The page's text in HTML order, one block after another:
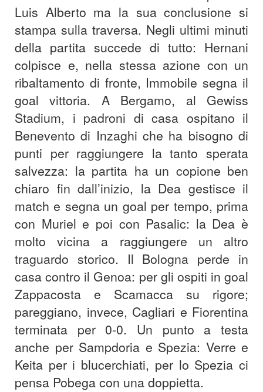
Luis Alberto ma la sua conclusione si
stampa sulla traversa. Negli ultimi minuti
della partita succede di tutto: Hernani
colpisce e, nella stessa azione con un
ribaltamento di fronte, Immobile segna il
goal vittoria. A Bergamo, al Gewiss
Stadium, i padroni di casa ospitano il
Benevento di Inzaghi che ha bisogno di
punti per raggiungere la tanto sperata
salvezza: la partita ha un copione ben
chiaro fin dall’inizio, la Dea gestisce il
match e segna un goal per tempo, prima
con Muriel e poi con Pasalic: la Dea è
molto vicina a raggiungere un altro
traguardo storico. Il Bologna perde in
casa contro il Genoa: per gli ospiti in goal
Zappacosta e Scamacca su rigore;
pareggiano, invece, Cagliari e Fiorentina
terminata per 0-0. Un punto a testa
anche per Sampdoria e Spezia: Verre e
Keita per i blucerchiati, per lo Spezia ci
pensa Pobega con una doppietta.